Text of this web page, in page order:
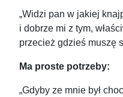
„Widzi pan w jakiej
i dobrze mi z tym,
przecież gdzieś muszę
Ma proste potrzeby:
„Gdyby ze mnie był